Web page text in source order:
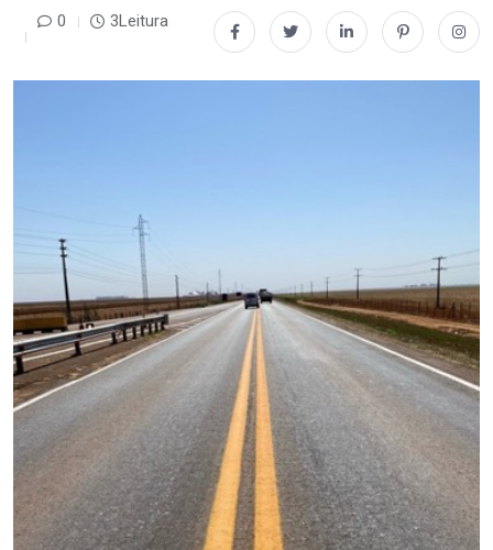
0 3Leitura